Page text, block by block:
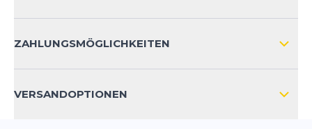
KONTAKT
PRODUKTSICHERHEIT
ZAHLUNGSMÖGLICHKEITEN
VERSANDOPTIONEN